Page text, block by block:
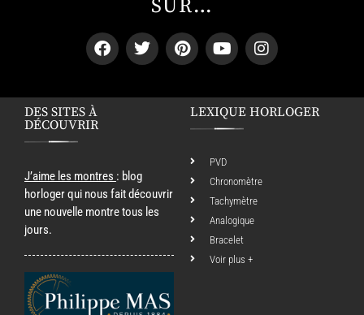
SUR…
DES SITES À
DÉCOUVRIR
J’aime les montres : blog
horloger qui nous fait découvrir
une nouvelle montre tous les
jours.
LEXIQUE HORLOGER
PVD
Chronomètre
Tachymètre
Analogique
Bracelet
Voir plus +